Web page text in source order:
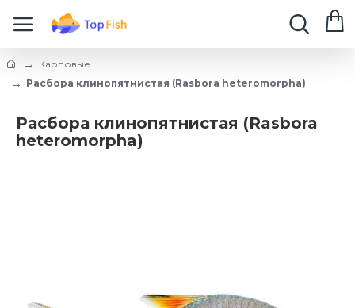
Карповые
Расбора клинопятнистая (Rasbora heteromorpha)
Расбора клинопятнистая (Rasbora
heteromorpha)